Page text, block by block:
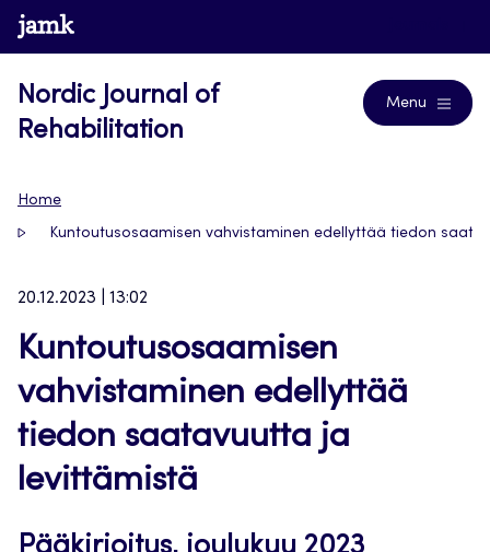
Skip
to
www.jamk.fi
Nordic Journal of
Rehabilitation
Menu
Home
Kuntoutusosaamisen vahvistaminen edellyttää tiedon
20.12.2023 | 13:02
Kuntoutusosaamisen
vahvistaminen edellyttää
tiedon saatavuutta ja
levittämistä